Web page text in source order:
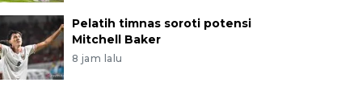
Pelatih timnas soroti potensi
Mitchell Baker
8 jam lalu